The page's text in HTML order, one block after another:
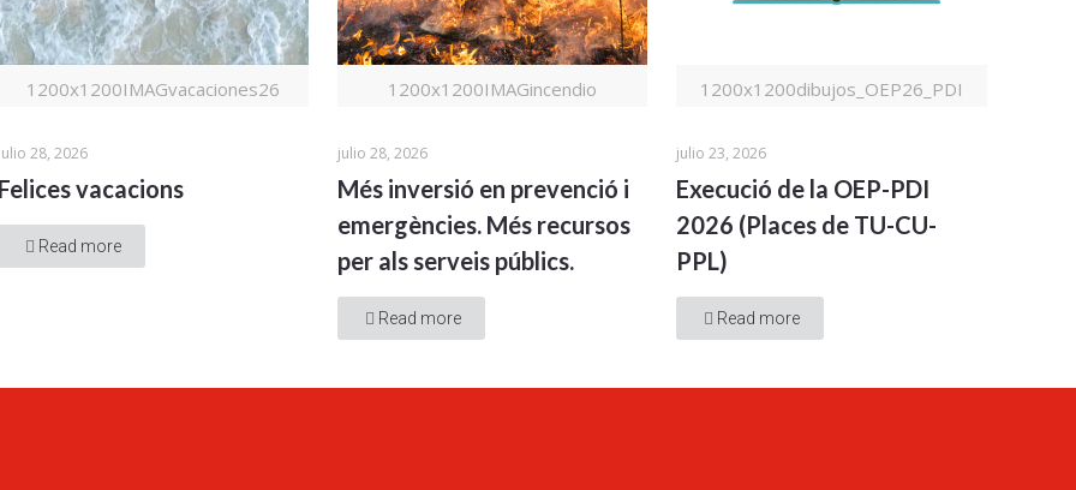
1200x1200IMAGvacaciones26
28, 2026
vacacions
Read more
1200x1200IMAGincendio
julio 28, 2026
Més inversió en prevenció i
emergències. Més recursos
per als serveis públics.
Read more
1200x1200dibujos_OEP26_PDI
julio 23, 2026
Execució de la OEP-PDI
2026 (Places de TU-CU-
PPL)
Read more